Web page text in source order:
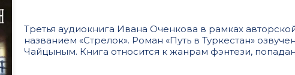
Третья аудиокнига Ивана Оченкова в рамках
названием «Стрелок». Роман «Путь в Туркестан»
Чайцыным. Книга относится к жанрам фэнтези,